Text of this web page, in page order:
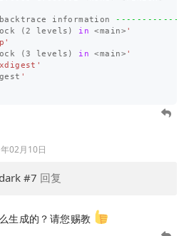
information
(2 levels ) in <main> '
(3 levels ) in <main> '
'
02月10日
#7 回复
生成的？请您赐教